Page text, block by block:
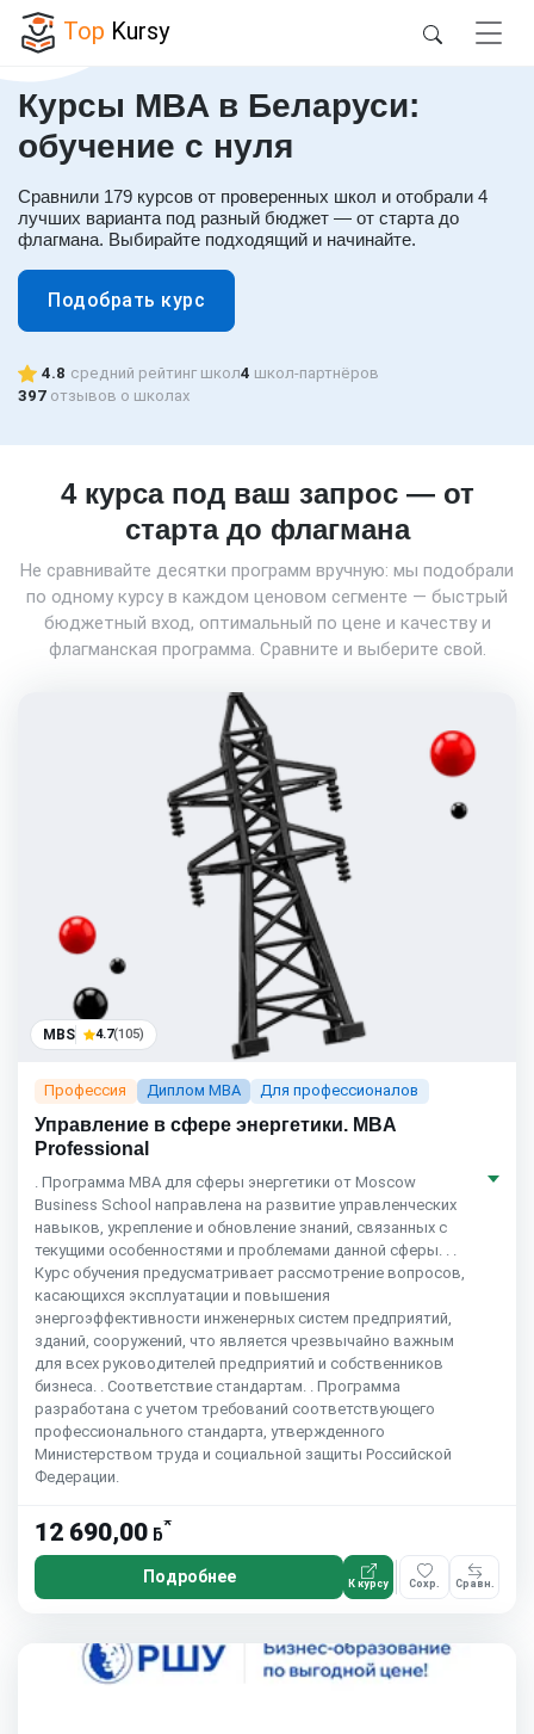
Top Kursy
Курсы MBA в Беларуси:
обучение с нуля
Сравнили 179 курсов от проверенных школ и отобрали 4
лучших варианта под разный бюджет — от старта до
флагмана. Выбирайте подходящий и начинайте.
Подобрать курс
4.8 средний рейтинг школ4 школ-партнёров
397 отзывов о школах
4 курса под ваш запрос — от
старта до флагмана
Не сравнивайте десятки программ вручную: мы подобрали
по одному курсу в каждом ценовом сегменте — быстрый
бюджетный вход, оптимальный по цене и качеству и
флагманская программа. Сравните и выберите свой.
MBS 4.7(105)
Профессия Диплом MBA Для профессионалов
Управление в сфере энергетики. MBA
Professional
. Программа МВА для сферы энергетики от Moscow
Business School направлена на развитие управленческих
навыков, укрепление и обновление знаний, связанных с
текущими особенностями и проблемами данной сферы. . .
Курс обучения предусматривает рассмотрение вопросов,
касающихся эксплуатации и повышения
энергоэффективности инженерных систем предприятий,
зданий, сооружений, что является чрезвычайно важным
для всех руководителей предприятий и собственников
бизнеса. . Соответствие стандартам. . Программа
разработана с учетом требований соответствующего
профессионального стандарта, утвержденного
Министерством труда и социальной защиты Российской
Федерации.
12 690,00 ƃ*
Подробнее К курсу Сохр. Сравн.